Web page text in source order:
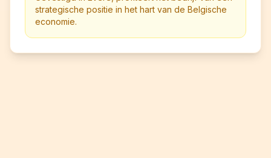
strategische positie in het hart van de Belgische
economie.